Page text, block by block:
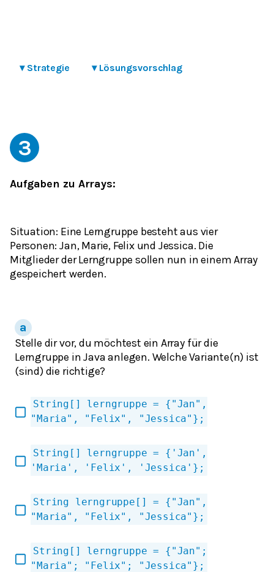
▾ Strategie ▾ Lösungsvorschlag
3
Aufgaben zu Arrays:
Situation: Eine Lerngruppe besteht aus vier
Personen: Jan, Marie, Felix und Jessica. Die
Mitglieder der Lerngruppe sollen nun in einem Array
gespeichert werden.
Stelle dir vor, du möchtest ein Array für die
Lerngruppe in Java anlegen. Welche Variante(n) ist
(sind) die richtige?
String[] lerngruppe = {"Jan",
"Maria", "Felix", "Jessica"};
String[] lerngruppe = {'Jan',
'Maria', 'Felix', 'Jessica'};
String lerngruppe[] = {"Jan",
"Maria", "Felix", "Jessica"};
String[] lerngruppe = {"Jan";
"Maria"; "Felix"; "Jessica"};